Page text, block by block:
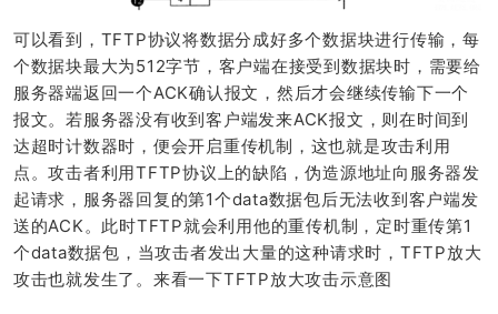
可以看到，TFTP协议将数据分成好多个数据块进行传输，每
个数据块最大为512字节，客户端在接受到数据块时，需要给
服务器端返回一个ACK确认报文，然后才会继续传输下一个
报文。若服务器没有收到客户端发来ACK报文，则在时间到
达超时计数器时，便会开启重传机制，这也就是攻击利用
点。攻击者利用TFTP协议上的缺陷，伪造源地址向服务器发
起请求，服务器回复的第1个data数据包后无法收到客户端发
送的ACK。此时TFTP就会利用他的重传机制，定时重传第1
个data数据包，当攻击者发出大量的这种请求时，TFTP放大
攻击也就发生了。来看一下TFTP放大攻击示意图